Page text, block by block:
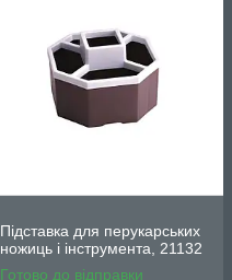
Підставка для перукарських
ножиць і інструмента, 21132
Готово до відправки